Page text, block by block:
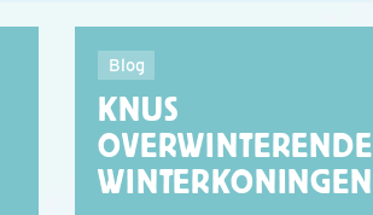
Blog
KNUS
OVERWINTERENDE
WINTERKONINGEN